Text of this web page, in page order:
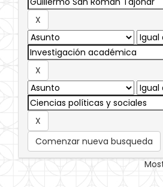
Comenzar nueva busqueda